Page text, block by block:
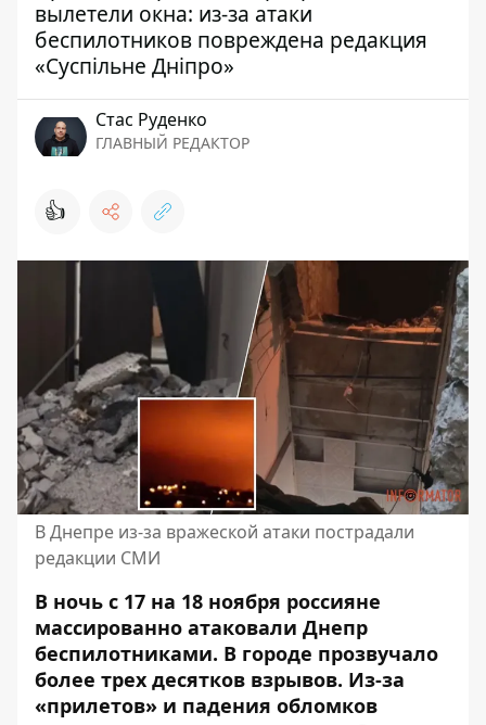
вылетели окна: из-за атаки
беспилотников повреждена редакция
«Суспільне Дніпро»
Стаc Руденко
ГЛАВНЫЙ РЕДАКТОР
👍
В Днепре из-за вражеской атаки пострадали
редакции СМИ
В ночь с 17 на 18 ноября россияне
массированно атаковали Днепр
беспилотниками. В городе прозвучало
более трех десятков взрывов. Из-за
«прилетов» и падения обломков